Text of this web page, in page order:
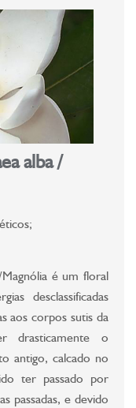
alba /
é um floral
desclassificadas
aos corpos sutis da
drasticamente o
antigo, calcado no
ter passado por
passadas, e devido